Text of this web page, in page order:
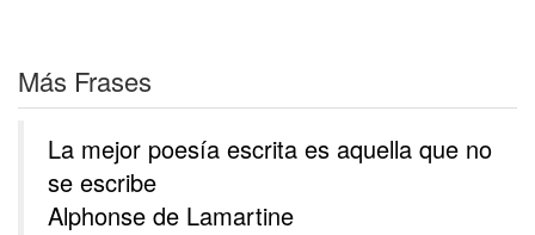
Más Frases
La mejor poesía escrita es aquella que no
se escribe
Alphonse de Lamartine